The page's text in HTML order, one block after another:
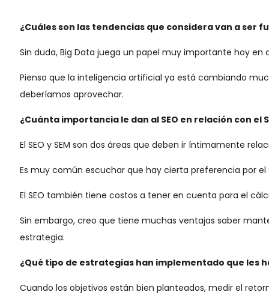
¿Cuáles son las tendencias que considera van a
Sin duda, Big Data juega un papel muy importante hoy
Pienso que la inteligencia artificial ya está cambiando
deberíamos aprovechar.
¿Cuánta importancia le dan al SEO en relación con el
El SEO y SEM son dos áreas que deben ir íntimamente
Es muy común escuchar que hay cierta preferencia por
El SEO también tiene costos a tener en cuenta para el
Sin embargo, creo que tiene muchas ventajas saber
estrategia.
¿Qué tipo de estrategias han implementado que les
Cuando los objetivos están bien planteados, medir el